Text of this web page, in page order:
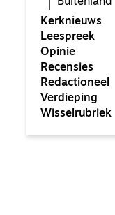
Kerknieuws
Leespreek
Opinie
Recensies
Redactioneel
Verdieping
Wisselrubriek